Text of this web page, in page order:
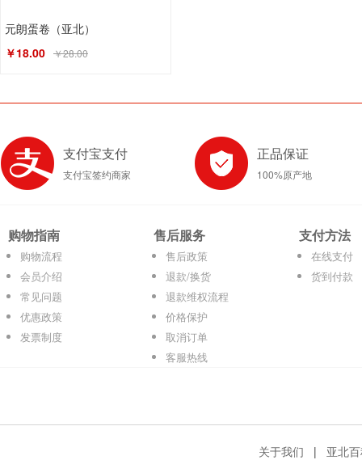
元朗蛋卷（亚北）
￥18.00 ￥28.00
支付宝支付
支付宝签约商家
正品保证
100%原产地
购物指南
购物流程
会员介绍
常见问题
优惠政策
发票制度
售后服务
售后政策
退款/换货
退款维权流程
价格保护
取消订单
客服热线
支付方法
在线支付
货到付款
关于我们 | 亚北